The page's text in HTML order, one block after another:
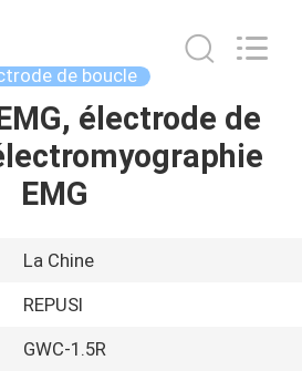
de boucle
électrode de
EMG
La Chine
REPUSI
GWC-1.5R